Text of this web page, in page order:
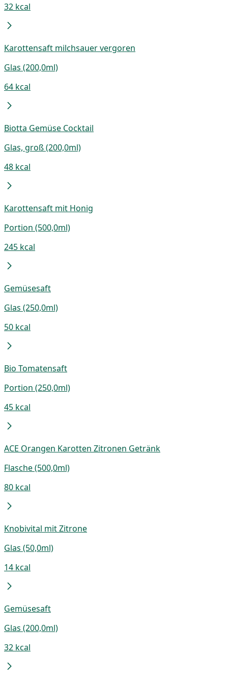
32 kcal
Karottensaft milchsauer vergoren
Glas (200,0ml)
64 kcal
Biotta Gemüse Cocktail
Glas, groß (200,0ml)
48 kcal
Karottensaft mit Honig
Portion (500,0ml)
245 kcal
Gemüsesaft
Glas (250,0ml)
50 kcal
Bio Tomatensaft
Portion (250,0ml)
45 kcal
ACE Orangen Karotten Zitronen Getränk
Flasche (500,0ml)
80 kcal
Knobivital mit Zitrone
Glas (50,0ml)
14 kcal
Gemüsesaft
Glas (200,0ml)
32 kcal